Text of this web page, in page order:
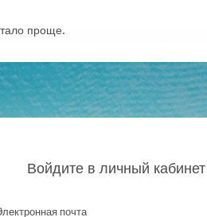
проще.
Войдите в личный
почта